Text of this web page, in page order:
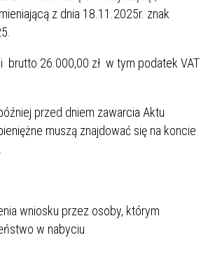
z dnia 18.11.2025r. znak
brutto 26.000,00 zł w tym podatek VAT
przed dniem zawarcia Aktu
muszą znajdować się na koncie
wniosku przez osoby, którym
w nabyciu